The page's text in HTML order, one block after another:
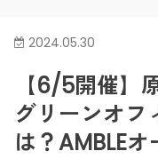
2024.05.30
【6/5開催】
グリーンオフ
は？AMBLE